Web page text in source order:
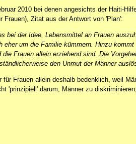
2010 bei denen angesichts der Haiti-
Frauen), Zitat aus der Antwort von 'Plan':
bei der Idee, Lebensmittel an Frauen
eher um die Familie kümmern. Hinzu
die Frauen allein erziehend sind. Die
den Unmut der Männer
für Frauen allein deshalb bedenklich, weil
'prinzipiell' darum, Männer zu